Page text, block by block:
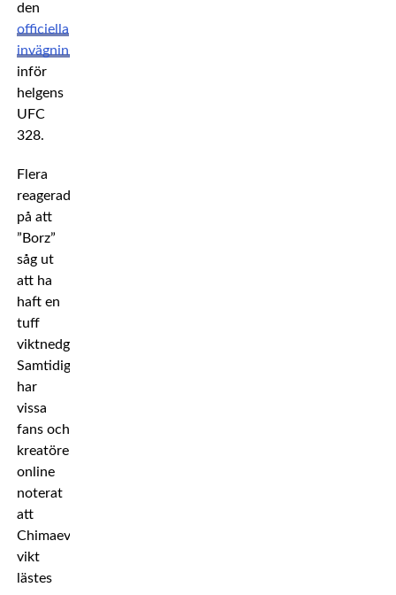
den
officiella
invägningen
inför
helgens
UFC
328.
Flera
reagerade
på att
”Borz”
såg ut
att ha
haft en
tuff
viktnedgång.
Samtidigt
har
vissa
fans och
kreatörer
online
noterat
att
Chimaevs
vikt
lästes